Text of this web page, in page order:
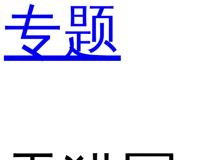
专题